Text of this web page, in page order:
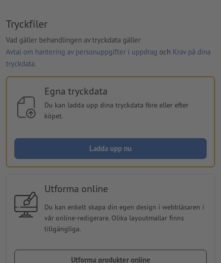
Tryckfiler
Vad gäller behandlingen av tryckdata gäller
Avtal om hantering av personuppgifter i uppdrag och Krav på dina
tryckdata.
Egna tryckdata
Du kan ladda upp dina tryckdata före eller efter
köpet.
Ladda upp nu
Utforma online
Du kan enkelt skapa din egen design i webbläsaren i
vår online-redigerare. Olika layoutmallar finns
tillgängliga.
Utforma produkter online